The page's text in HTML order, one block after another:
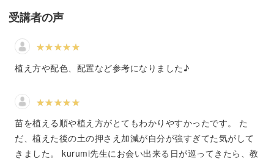
めしたいのが、
多肉植物を楽しむためのレッスンを全国各地で行っている
Kurumi先生のオンラインレッスンです。
今回のレッスンでは、種類の異なる多肉をバスケットに可
愛く寄せ植えするためのポイントをじっくり丁寧に解説し
ていきますよ。
多肉の植え寄せに必要なアイテムや基礎知識に加えて、
受講者の声
植え方や配色、配置など参考になりました♪
苗を植える順や植え方がとてもわかりやすかったです。 た
だ、植えた後の土の押さえ加減が自分が強すぎてた気がして
きました。 kurumi先生にお会い出来る日が巡ってきたら、教